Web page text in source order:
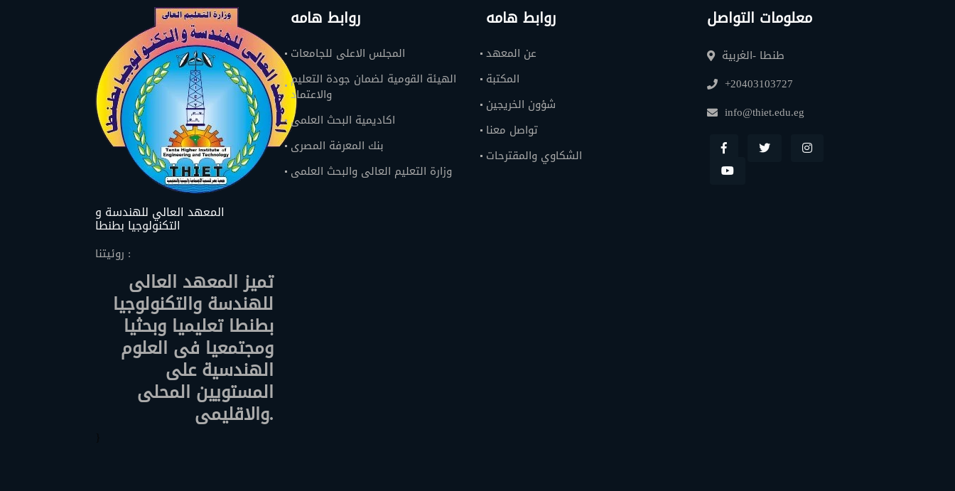
المعهد العالي للهندسة و
التكنولوجيا بطنطا
روئيتنا :
للهندسة والتكنولوجيا
بطنطا تعليميا وبحثيا
ومجتمعيا فى العلوم
الهندسية على
المستويين المحلى
والاقليمى.
روابط هامه
المجلس الاعلى للجامعات
الهيئة القومية لضمان جودة التعليم
والاعتماد
اكاديمية البحث العلمى
بنك المعرفة المصرى
وزارة التعليم العالى والبحث العلمى
روابط هامه
عن المعهد
المكتبة
شؤون الخريجين
تواصل معنا
الشكاوي والمقترحات
معلومات التواصل
طنطا -الغربية
+20403103727
info@thiet.edu.eg